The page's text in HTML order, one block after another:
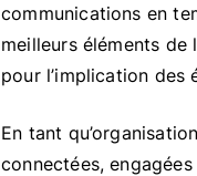
communications en
meilleurs éléments
pour l’implication des
En tant
connectées,